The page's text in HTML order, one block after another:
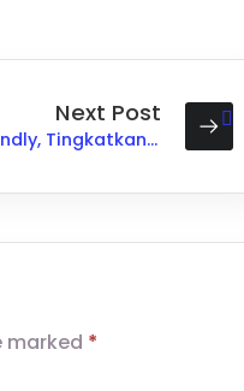
Next Post
Contoh CV ATS Friendly, Tingkatkan Peluang Diterima Kerja
marked *